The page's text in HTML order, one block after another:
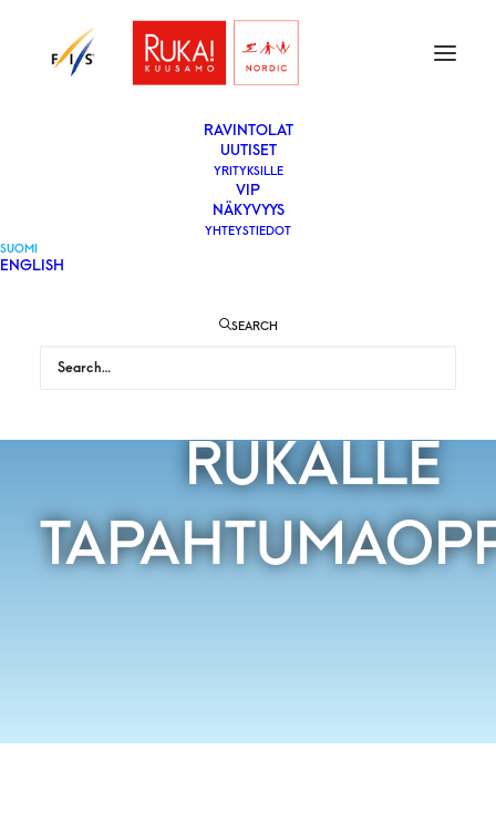
VAPAAEHTOISEKSI
YLEISÖLLE
­RAVINTOLAT
UUTISET
YRITYKSILLE
VIP
NÄKYVYYS
YHTEYSTIEDOT
SUOMI
ENGLISH
SEARCH
RUKALLE